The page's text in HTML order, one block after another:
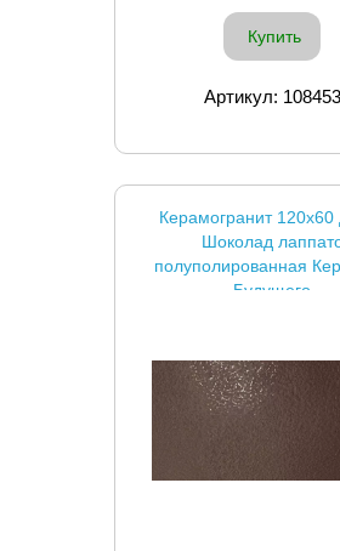
Купить
Артикул: 108453
Керамогранит 120x60
Шоколад
полуполированная
Будущего